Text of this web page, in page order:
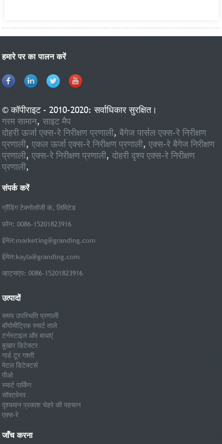
हमारे पर का पालन करें
© कॉपीराइट - 2010-2020: सर्वाधिकार सुरक्षित।
गरम सामान,साइट मैप
दोहरी ऊर्जा एक्स-रे निरीक्षण प्रणाली,बैगेज पार्सल एक्स-रे निरीक्षण
प्रणाली,एकल ऊर्जा एक्स-रे निरीक्षण प्रणाली,एक्स-रे बैगेज निरीक्षण
प्रणाली,एक्स-रे निरीक्षण प्रणाली,दोहरी दृश्य एक्स-रे निरीक्षण
प्रणाली,
संपर्क करें
ग्रैंडिंग टेक्नोलॉजी कं, लिमिटेड
फ़ोन: 0086-15201823916
ईमेल:marketing@granding.com
ईमेल:kayla@granding.com
व्हाट्सएप: 0086-15201823916
उत्पादों
समय उपस्थिति प्रणाली
बॉयोमीट्रिक स्मार्ट ताले
टर्नस्टाइल और बाधाएं
बुखार डिटेक्टर
गार्ड टूर गश्ती
मेटल डिटेक्टर्स
पीओ
स्मार्ट पार्किंग
सॉफ़्टवेयर
दृश्यमान प्रकाश चेहरे की पहचान
एक्स-रे
जाँच करना